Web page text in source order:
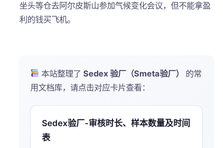
坐头等仓去阿尔皮斯山参加气候变化会议，但不能拿盈
利的钱买飞机。
本站整理了Sedex 验厂（Smeta验厂）
的常
用文档库，请点击对应卡片查看：
Sedex验厂-审核时长、样本数量及时间
表